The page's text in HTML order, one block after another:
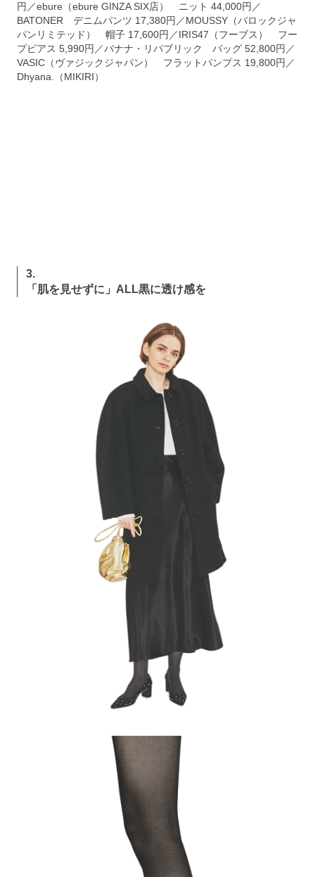
円／ebure（ebure GINZA SIX店） ニット 44,000円／
BATONER デニムパンツ 17,380円／MOUSSY（バロックジャ
パンリミテッド） 帽子 17,600円／IRIS47（フーブス） フー
プピアス 5,990円／バナナ・リパブリック バッグ 52,800円／
VASIC（ヴァジックジャパン） フラットパンプス 19,800円／
Dhyana.（MIKIRI）
3.
「肌を見せずに」ALL黒に透け感を